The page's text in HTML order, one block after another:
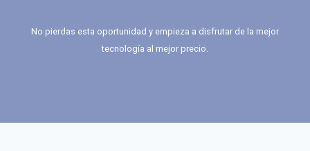
No pierdas esta oportunidad y empieza a disfrutar de la mejor
tecnología al mejor precio.